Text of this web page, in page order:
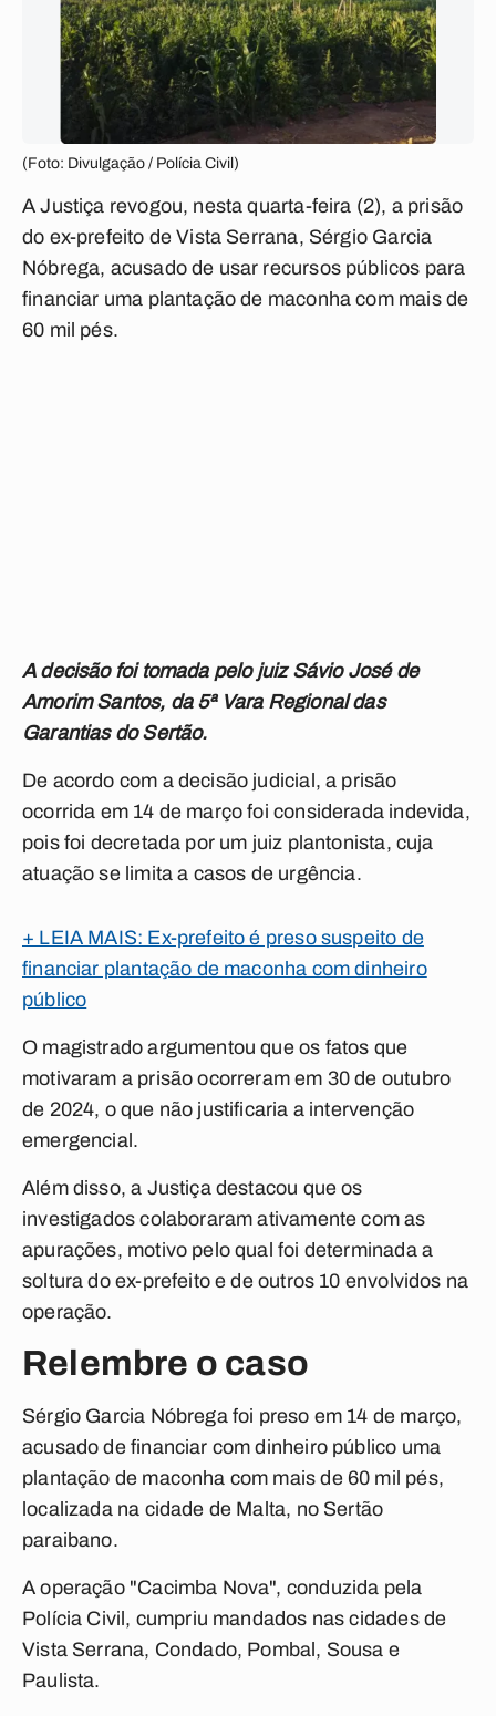
(Foto: Divulgação / Polícia Civil)
A Justiça revogou, nesta quarta-feira (2), a prisão
do ex-prefeito de Vista Serrana, Sérgio Garcia
Nóbrega, acusado de usar recursos públicos para
financiar uma plantação de maconha com mais de
60 mil pés.
A decisão foi tomada pelo juiz Sávio José de
Amorim Santos, da 5ª Vara Regional das
Garantias do Sertão.
De acordo com a decisão judicial, a prisão
ocorrida em 14 de março foi considerada indevida,
pois foi decretada por um juiz plantonista, cuja
atuação se limita a casos de urgência.
+ LEIA MAIS: Ex-prefeito é preso suspeito de
financiar plantação de maconha com dinheiro
público
O magistrado argumentou que os fatos que
motivaram a prisão ocorreram em 30 de outubro
de 2024, o que não justificaria a intervenção
emergencial.
Além disso, a Justiça destacou que os
investigados colaboraram ativamente com as
apurações, motivo pelo qual foi determinada a
soltura do ex-prefeito e de outros 10 envolvidos na
operação.
Relembre o caso
Sérgio Garcia Nóbrega foi preso em 14 de março,
acusado de financiar com dinheiro público uma
plantação de maconha com mais de 60 mil pés,
localizada na cidade de Malta, no Sertão
paraibano.
A operação "Cacimba Nova", conduzida pela
Polícia Civil, cumpriu mandados nas cidades de
Vista Serrana, Condado, Pombal, Sousa e
Paulista.